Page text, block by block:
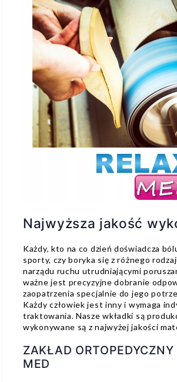
Najwyższa jakość
Każdy, kto na co dzień doświadcza
sporty, czy boryka się z różnego
narządu ruchu utrudniającymi
ważne jest precyzyjne dobranie
zaopatrzenia specjalnie do jego
Każdy człowiek jest inny i wymaga
traktowania. Nasze wkładki są
wykonywane są z najwyżej jakości
ZAKŁAD
MED